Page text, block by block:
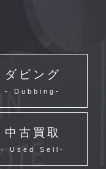
ダビング
- Dubbing-
中古買取
- Used Sell-